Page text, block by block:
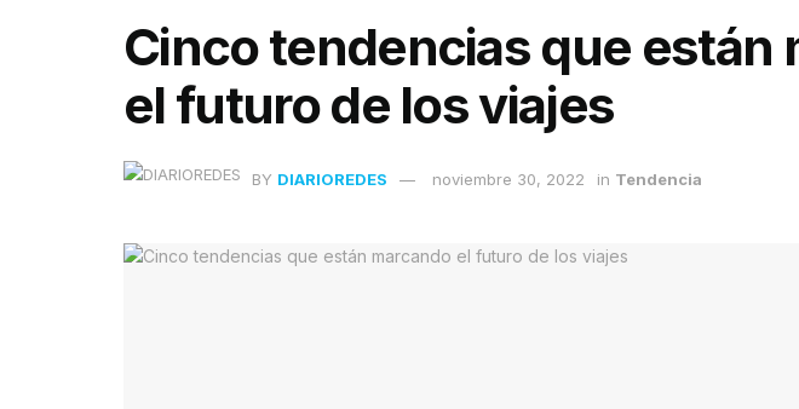
Cinco tendencias que están
el futuro de los viajes
BY DIARIOREDES noviembre 30, 2022 in Tendencia